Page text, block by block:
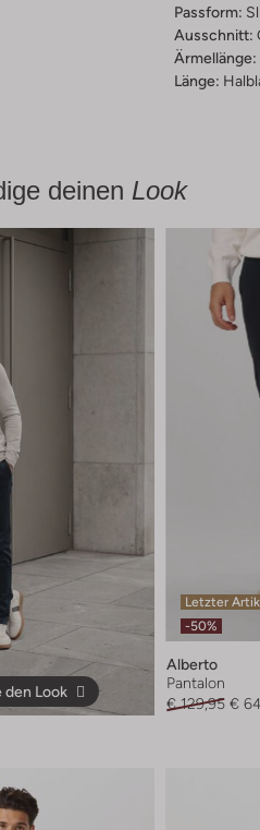
Passform:
Ausschnitt:
Ärmellänge:
Länge:
deinen Look
den Look
Letzter
-50%
Alberto
Pantalon
€ 129,95 €